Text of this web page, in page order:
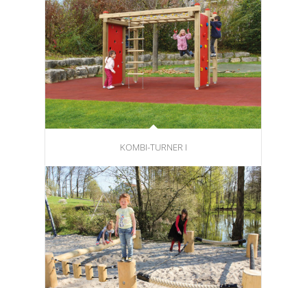
KOMBI-TURNER I